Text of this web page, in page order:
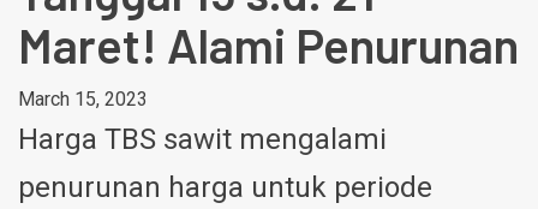
Maret! Alami Penurunan
March 15, 2023
Harga TBS sawit mengalami
penurunan harga untuk periode